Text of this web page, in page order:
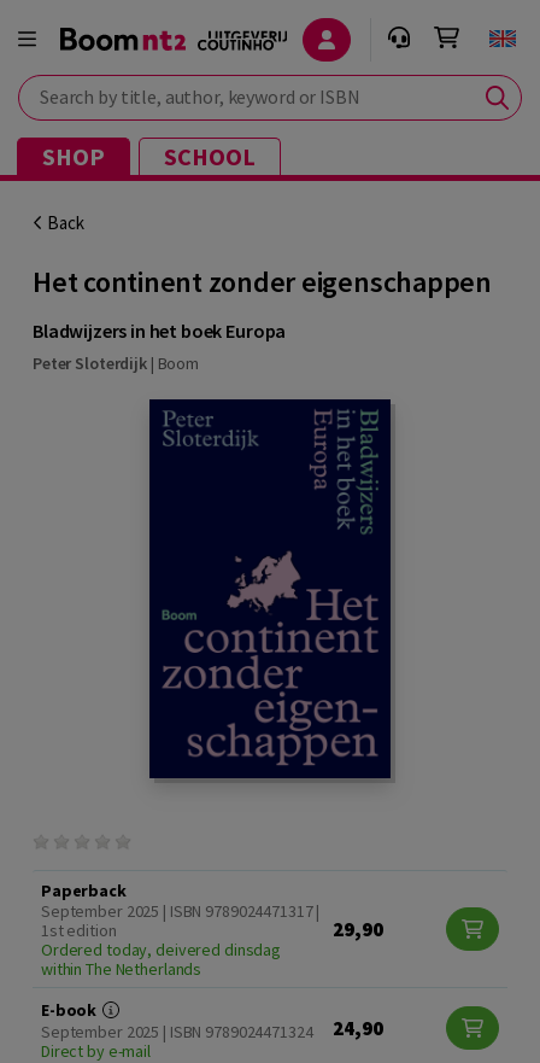
Search by title, author, keyword or ISBN
SHOP SCHOOL
Back
Het continent zonder eigenschappen
Bladwijzers in het boek Europa
Peter Sloterdijk| Boom
Paperback
September 2025 | ISBN 9789024471317 |
1st edition
Ordered today, deivered dinsdag
within The Netherlands
29,90
E-book
September 2025 | ISBN 9789024471324
Direct by e-mail
24,90